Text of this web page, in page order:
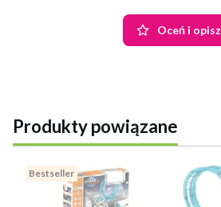
Oceń i opisz
Produkty powiązane
Bestseller